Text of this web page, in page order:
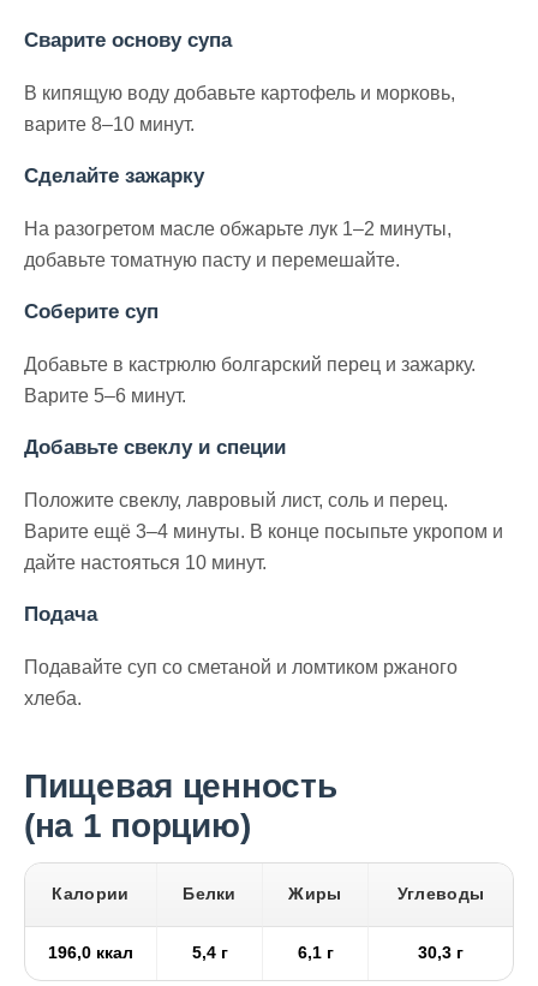
Сварите основу супа
В кипящую воду добавьте картофель и морковь,
варите 8–10 минут.
Сделайте зажарку
На разогретом масле обжарьте лук 1–2 минуты,
добавьте томатную пасту и перемешайте.
Соберите суп
Добавьте в кастрюлю болгарский перец и зажарку.
Варите 5–6 минут.
Добавьте свеклу и специи
Положите свеклу, лавровый лист, соль и перец.
Варите ещё 3–4 минуты. В конце посыпьте укропом и
дайте настояться 10 минут.
Подача
Подавайте суп со сметаной и ломтиком ржаного
хлеба.
Пищевая ценность
(на 1 порцию)
Калории Белки Жиры Углеводы
196,0 ккал 5,4 г 6,1 г 30,3 г